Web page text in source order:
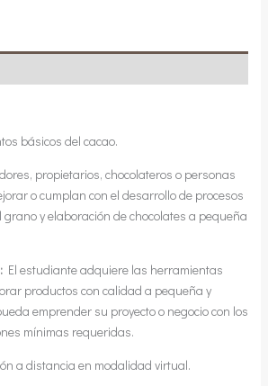
básicos del cacao.
propietarios, chocolateros o personas
o cumplan con el desarrollo de procesos
y elaboración de chocolates a pequeña
El estudiante adquiere las herramientas
productos con calidad a pequeña y
emprender su proyecto o negocio con los
mínimas requeridas.
a distancia en modalidad virtual.